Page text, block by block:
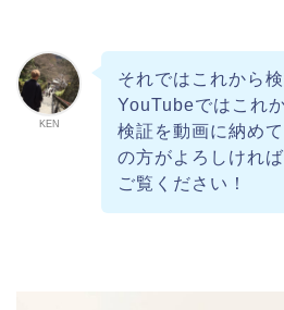
KEN
それではこれから
YouTubeではこれ
検証を動画に納め
の方がよろしけれ
ご覧ください！